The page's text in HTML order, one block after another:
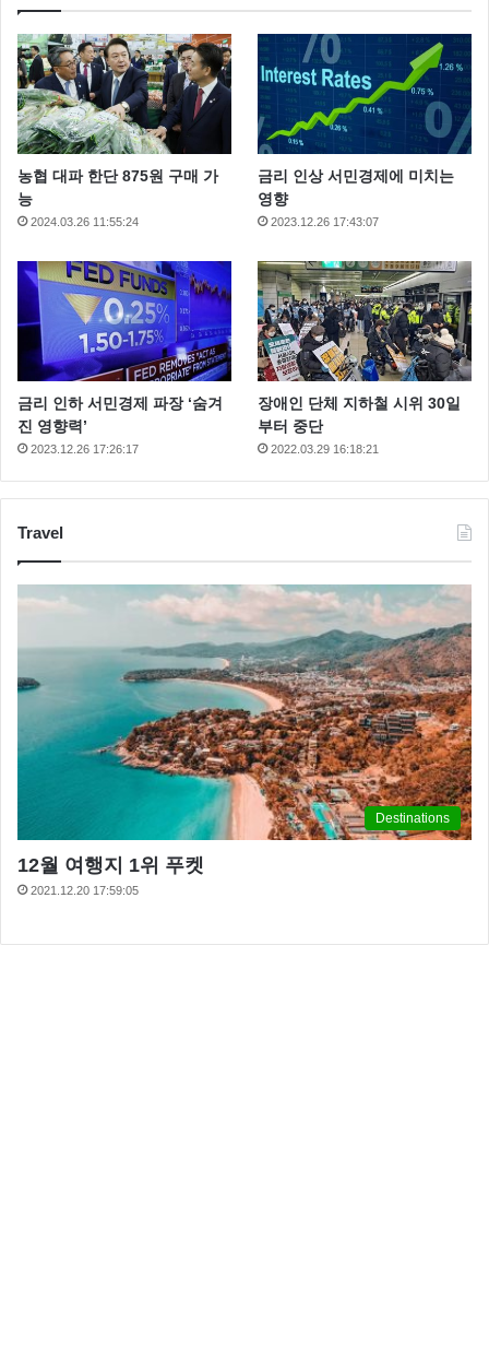
농협 대파 한단 875원 구매 가
능
2024.03.26 11:55:24
금리 인상 서민경제에 미치는
영향
2023.12.26 17:43:07
금리 인하 서민경제 파장 ‘숨겨
진 영향력’
2023.12.26 17:26:17
장애인 단체 지하철 시위 30일
부터 중단
2022.03.29 16:18:21
Travel
Destinations
12월 여행지 1위 푸켓
2021.12.20 17:59:05